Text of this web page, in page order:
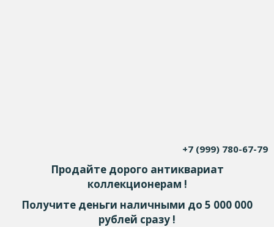
+7 (999) 780-67-79
Продайте дорого антиквариат
коллекционерам !
Получите деньги наличными до 5 000 000
рублей сразу !